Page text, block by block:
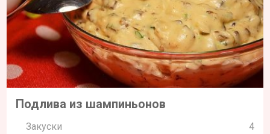
Подлива из шампиньонов
Закуски 4